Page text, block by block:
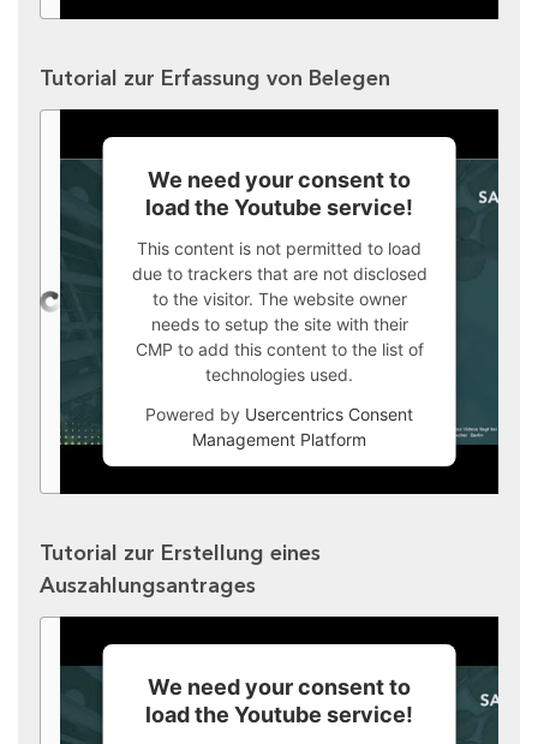
Tutorial zur Erfassung von Belegen
We need your consent to
load the Youtube service!
This content is not permitted to load
due to trackers that are not disclosed
to the visitor. The website owner
needs to setup the site with their
CMP to add this content to the list of
technologies used.
Powered by Usercentrics Consent
Management Platform
Tutorial zur Erstellung eines
Auszahlungsantrages
We need your consent to
load the Youtube service!